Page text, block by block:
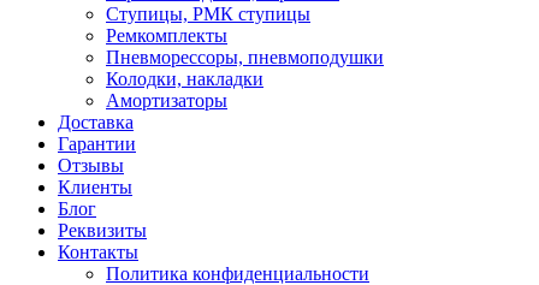
Ступицы, РМК ступицы
Ремкомплекты
Пневморессоры, пневмоподушки
Колодки, накладки
Амортизаторы
Доставка
Гарантии
Отзывы
Клиенты
Блог
Реквизиты
Контакты
Политика конфиденциальности